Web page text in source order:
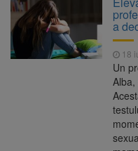
Ormeniș
6 august 2026
AUR a
suspeND.ro pentru
suspendare a
6 august 2026
Înalta
dosarul lui Călin
Judecătorii decid dacă
biodiversitate 2026-
Proiectul merge la
a
18
Un